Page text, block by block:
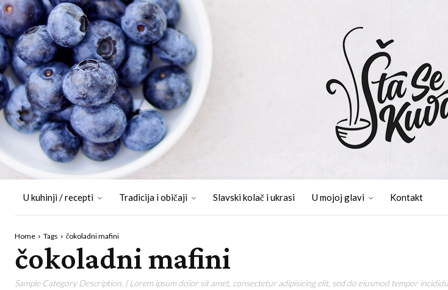
U kuhinji / recepti Tradicija i običaji Slavski kolač i ukrasi U mojoj glavi Kontakt
Home Tags čokoladni mafini
čokoladni mafini
Sample Category Description. ( Lorem ipsum dolor sit amet, consectetur adipisicing elit, sed do eiusmod tempor